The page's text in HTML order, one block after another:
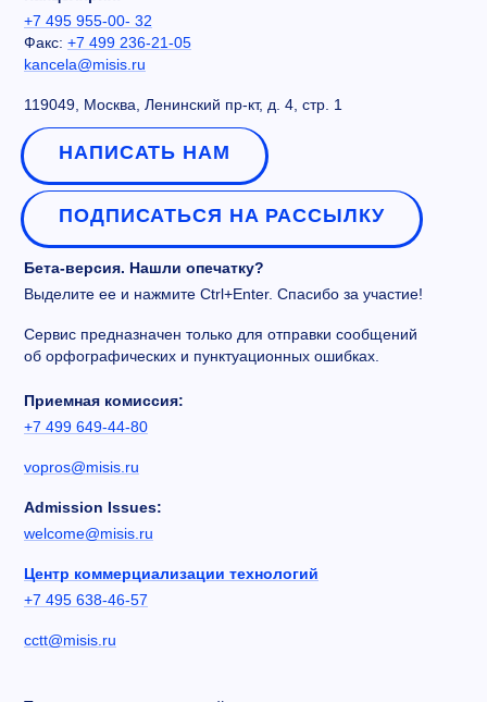
+7 495 955-00- 32
Факс: +7 499 236-21-05
kancela@misis.ru
119049, Москва, Ленинский пр-кт, д. 4, стр. 1
НАПИСАТЬ НАМ
ПОДПИСАТЬСЯ НА РАССЫЛКУ
Бета-версия. Нашли опечатку?
Выделите ее и нажмите Ctrl+Enter. Спасибо за участие!
Сервис предназначен только для отправки сообщений
об орфографических и пунктуационных ошибках.
Приемная комиссия:
+7 499 649-44-80
vopros@misis.ru
Admission Issues:
welcome@misis.ru
Центр коммерциализации технологий
+7 495 638-46-57
cctt@misis.ru